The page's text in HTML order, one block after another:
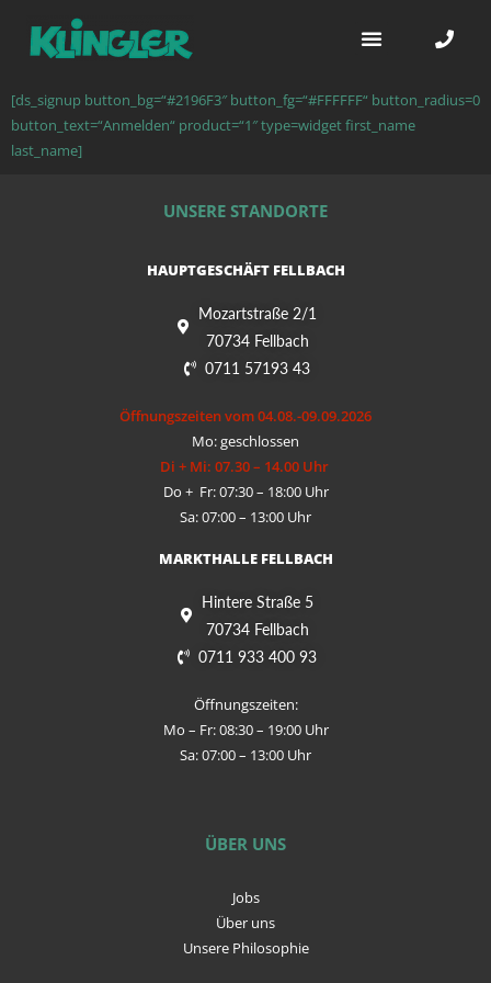
[ds_signup button_bg=“#2196F3″ button_fg=“#FFFFFF“ button_radius=0
button_text=“Anmelden“ product=“1″ type=widget first_name
last_name]
UNSERE STANDORTE
HAUPTGESCHÄFT FELLBACH
Mozartstraße 2/1
70734 Fellbach
0711 57193 43
Öffnungszeiten vom 04.08.-09.09.2026
Mo: geschlossen
Di + Mi: 07.30 – 14.00 Uhr
Do + Fr: 07:30 – 18:00 Uhr
Sa: 07:00 – 13:00 Uhr
MARKTHALLE FELLBACH
Hintere Straße 5
70734 Fellbach
0711 933 400 93
Öffnungszeiten:
Mo – Fr: 08:30 – 19:00 Uhr
Sa: 07:00 – 13:00 Uhr
ÜBER UNS
Jobs
Über uns
Unsere Philosophie